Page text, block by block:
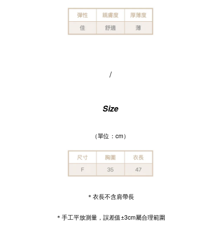
/
Size
（單位：cm）
＊衣長不含肩帶長
＊手工平放測量，誤差值±3cm屬合理範圍